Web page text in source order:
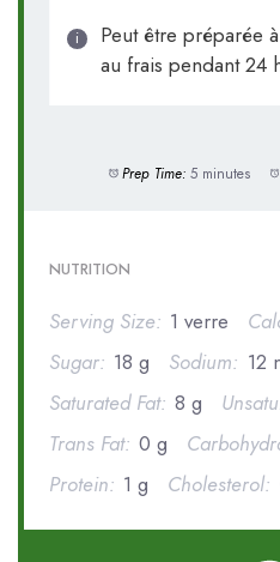
Peut être préparée
au frais pendant 24
Prep Time: 5 minutes
NUTRITION
Serving Size: 1 verre
Sugar: 18 g Sodium: 12
Saturated Fat: 8 g
Trans Fat: 0 g
Protein: 1 g Cholesterol: